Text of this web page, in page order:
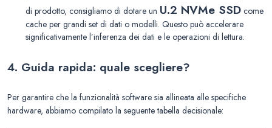
di prodotto, consigliamo di dotare un U.2 NVMe SSD come
cache per grandi set di dati o modelli. Questo può accelerare
significativamente l’inferenza dei dati e le operazioni di lettura.
4. Guida rapida: quale scegliere?
Per garantire che la funzionalità software sia allineata alle specifiche
hardware, abbiamo compilato la seguente tabella decisionale: